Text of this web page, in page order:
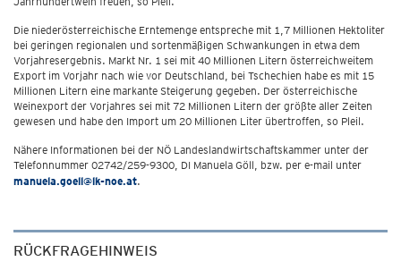
Die niederösterreichische Erntemenge entspreche mit 1,7 Millionen Hektoliter
bei geringen regionalen und sortenmäßigen Schwankungen in etwa dem
Vorjahresergebnis. Markt Nr. 1 sei mit 40 Millionen Litern österreichweitem
Export im Vorjahr nach wie vor Deutschland, bei Tschechien habe es mit 15
Millionen Litern eine markante Steigerung gegeben. Der österreichische
Weinexport der Vorjahres sei mit 72 Millionen Litern der größte aller Zeiten
gewesen und habe den Import um 20 Millionen Liter übertroffen, so Pleil.
Nähere Informationen bei der NÖ Landeslandwirtschaftskammer unter der
Telefonnummer 02742/259-9300, DI Manuela Göll, bzw. per e-mail unter
manuela.goell@lk-noe.at.
RÜCKFRAGEHINWEIS